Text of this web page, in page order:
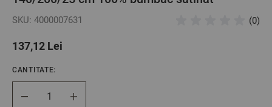
SKU: 4000007631 (0)
137,12 Lei
CANTITATE: